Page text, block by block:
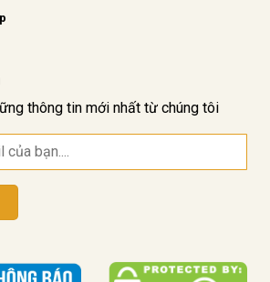
thông tin mới nhất từ chúng tôi